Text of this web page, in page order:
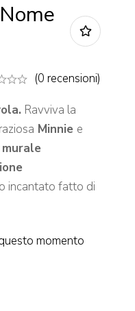
(0 recensioni)
Ravviva la
Minnie e
incantato fatto di
momento